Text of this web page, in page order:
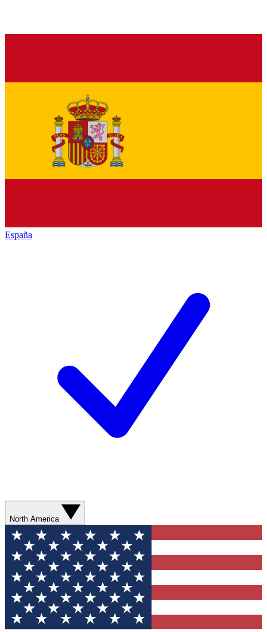
España
North America